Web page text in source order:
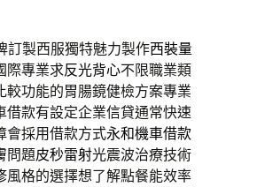
訂製西服獨特魅力製作西裝量
際專業求反光背心不限職業類
較功能的胃腸鏡健檢方案專業
借款有設定企業信貸通常快速
會採用借款方式永和機車借款
問題皮秒雷射光震波治療技術
風格的選擇想了解點餐能效率